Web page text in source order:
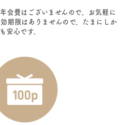
会費はございませんので、お気軽に
期限はありませんので、たまにしか
安心です。